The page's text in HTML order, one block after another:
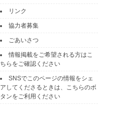
リンク
協力者募集
ごあいさつ
情報掲載をご希望される方はこ
ちらをご確認ください
SNSでこのページの情報をシェ
アしてくださるときは、こちらのボ
タンをご利用ください